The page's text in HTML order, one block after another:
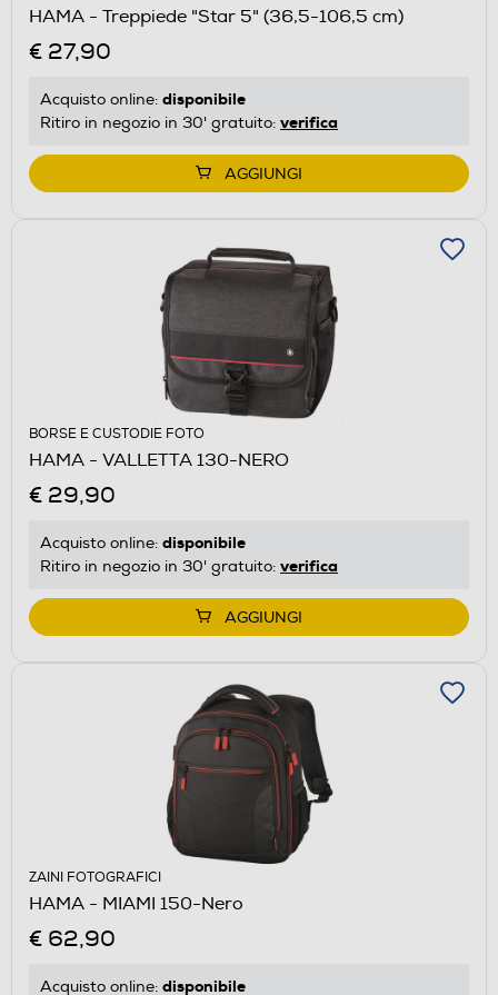
HAMA - Treppiede "Star 5" (36,5-106,5 cm)
€ 27,90
Acquisto online: disponibile
Ritiro in negozio in 30' gratuito: verifica
AGGIUNGI
BORSE E CUSTODIE FOTO
HAMA - VALLETTA 130-NERO
€ 29,90
Acquisto online: disponibile
Ritiro in negozio in 30' gratuito: verifica
AGGIUNGI
ZAINI FOTOGRAFICI
HAMA - MIAMI 150-Nero
€ 62,90
Acquisto online: disponibile